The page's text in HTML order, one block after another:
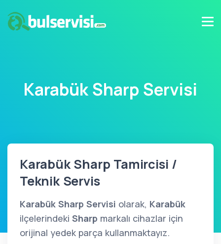
Karabük Sharp Servisi
Karabük Sharp Tamircisi /
Teknik Servis
Karabük Sharp Servisi olarak, Karabük
ilçelerindeki Sharp markalı cihazlar için
orijinal yedek parça kullanmaktayız.